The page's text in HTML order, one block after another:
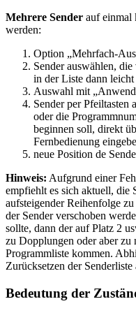
Mehrere Sender auf einmal
werden:
Option „Mehrfach-
Sender auswählen,
in der Liste dann
Auswahl mit
Sender per Pfeiltasten
oder die
beginnen soll, direkt
Fernbedienung
neue Position de
Hinweis: Aufgrund einer
empfiehlt es sich aktuell, die
aufsteigender Reihenfolge
der Sender verschoben
sollte, dann der auf Platz 2
zu Dopplungen oder aber
Programmliste kommen.
Zurücksetzen der
Bedeutung der